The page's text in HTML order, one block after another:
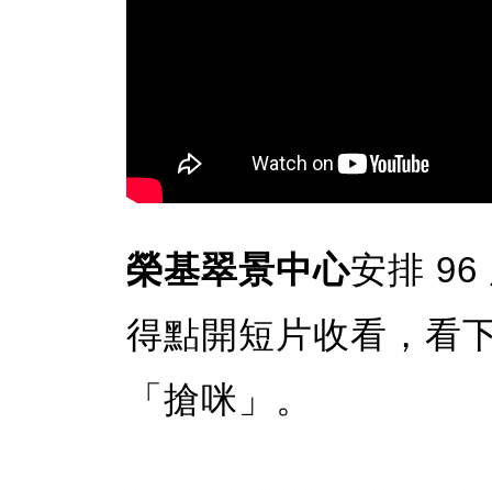
榮基翠景中心安排 96
得點開短片收看，看
「搶咪」。